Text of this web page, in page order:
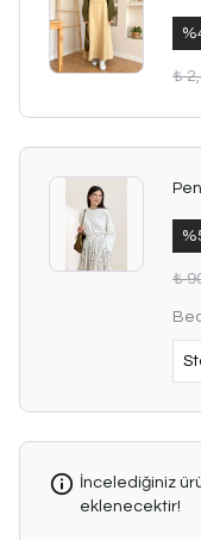
%
₺
%
₺
İncelediğiniz
eklenecektir!